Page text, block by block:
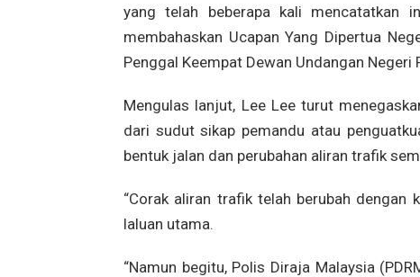
yang telah beberapa kali mencatatkan
membahaskan Ucapan Yang Dipertua
Penggal Keempat Dewan Undangan
Mengulas lanjut, Lee Lee turut
dari sudut sikap pemandu atau
bentuk jalan dan perubahan aliran trafik
“Corak aliran trafik telah berubah dengan
laluan utama.
“Namun begitu, Polis Diraja Malaysia